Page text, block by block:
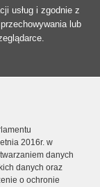
usług i zgodnie z
lub
2016r. w
danych
danych oraz
o ochronie